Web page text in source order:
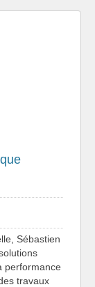
Sébastien
performance
travaux